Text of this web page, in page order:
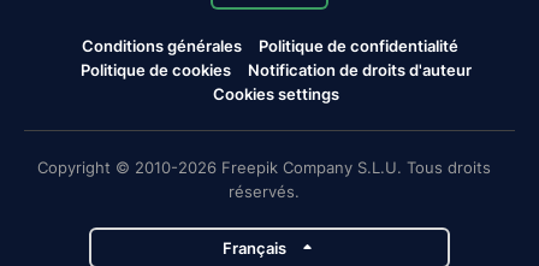
Conditions générales
Politique de confidentialité
Politique de cookies
Notification de droits d'auteur
Cookies settings
Copyright © 2010-2026 Freepik Company S.L.U. Tous droits
réservés.
Français